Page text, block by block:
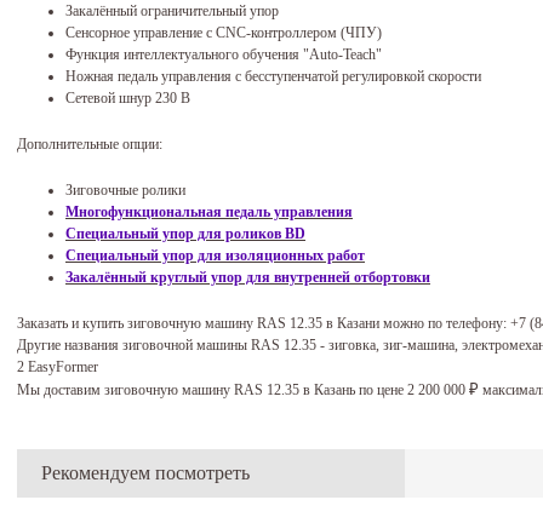
Закалённый ограничительный упор
Сенсорное управление с CNC-контроллером (ЧПУ)
Функция интеллектуального обучения "Auto-Teach"
Ножная педаль управления с бесступенчатой регулировкой скорости
Сетевой шнур 230 В
Дополнительные опции:
Зиговочные ролики
Многофункциональная педаль управления
Специальный упор для роликов BD
Специальный упор для изоляционных работ
Закалённый круглый упор для внутренней отбортовки
Заказать и купить зиговочную машину RAS 12.35 в Казани можно по телефону: +7
Другие названия зиговочной машины RAS 12.35 - зиговка, зиг-машина,
2 EasyFormer
Мы доставим зиговочную машину RAS 12.35 в Казань по цене 2 200 000 ₽
Рекомендуем посмотреть